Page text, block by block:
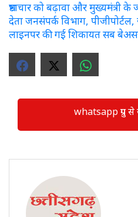
भ्रष्टाचार को बढ़ावा और मुख्यमंत्री
देता जनसंपर्क विभाग,
लाइनपर की गई शिकायत सब
whatsapp ग्रुप